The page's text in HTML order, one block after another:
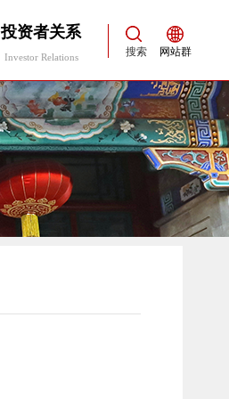
投资者关系
Investor Relations 搜索 网站群